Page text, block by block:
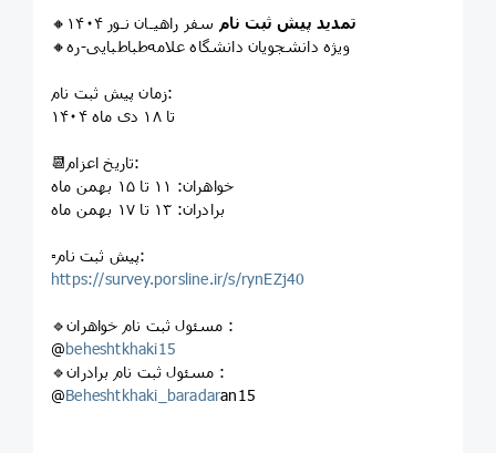
🔸️ تمدید پیش ثبت نام سفر راهیـان نـور ۱۴۰۴
🔸️ویژه‌ دانشجویان‌ دانشگاه علامه‌طباطبایی‌-ره
زمان پیش ثبت نام:
تا ۱۸ دی ماه ۱۴۰۴
📆تاریخ اعزام:
خواهران: ۱۱ تا ۱۵ بهمن ماه
برادران: ۱۳ تا ۱۷ بهمن ماه
▫️پیش ثبت نام:
https://survey.porsline.ir/s/rynEZj40
🔹️مسئول ثبت نام خواهران :
@beheshtkhaki15
🔹️مسئول ثبت نام برادران :
@Beheshtkhaki_baradaran15